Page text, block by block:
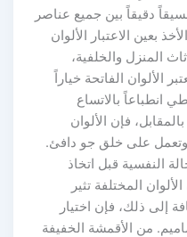
دقيقاً بين جميع عناصر
بعين الاعتبار الألوان
المنزل والخلفية،
الألوان الفاتحة خياراً
انطباعاً بالاتساع
فإن الألوان
على خلق جو دافئ.
النفسية قبل اتخاذ
المختلفة تثير
إلى ذلك، فإن اختيار
من الأقمشة الخفيفة